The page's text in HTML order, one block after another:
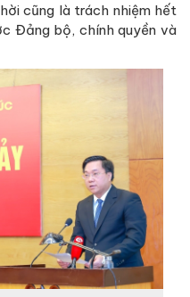
cũng là trách nhiệm hết
Đảng bộ, chính quyền và